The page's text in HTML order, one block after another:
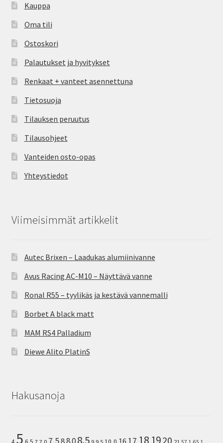
Kauppa
Oma tili
Ostoskori
Palautukset ja hyvitykset
Renkaat + vanteet asennettuna
Tietosuoja
Tilauksen peruutus
Tilausohjeet
Vanteiden osto-opas
Yhteystiedot
Viimeisimmät artikkelit
Autec Brixen – Laadukas alumiinivanne
Avus Racing AC-M10 – Näyttävä vanne
Ronal R55 – tyylikäs ja kestävä vannemalli
Borbet A black matt
MAM RS4 Palladium
Diewe Alito PlatinS
Hakusanoja
5